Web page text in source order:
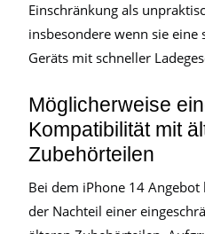
Einschränkung als
insbesondere wenn sie eine
Geräts mit schneller
Möglicherweise
Kompatibilität mit
Zubehörteilen
Bei dem iPhone 14
der Nachteil einer